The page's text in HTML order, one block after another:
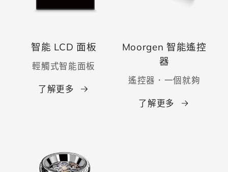
智能 LCD 面板
輕觸式智能面板
了解更多
Moorgen 智能遙控
器
遙控器．一個就夠
了解更多